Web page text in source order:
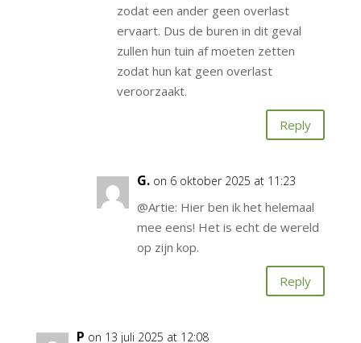
zodat een ander geen overlast
ervaart. Dus de buren in dit geval
zullen hun tuin af moeten zetten
zodat hun kat geen overlast
veroorzaakt.
Reply
G. on 6 oktober 2025 at 11:23
@Artie: Hier ben ik het helemaal
mee eens! Het is echt de wereld
op zijn kop.
Reply
P on 13 juli 2025 at 12:08